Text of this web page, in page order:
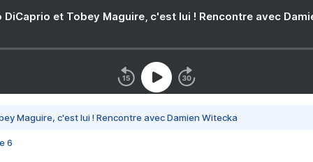
DiCaprio et Tobey Maguire, c'est lui ! Rencontre avec
Maguire, c'est lui ! Rencontre avec Damien Witecka
6